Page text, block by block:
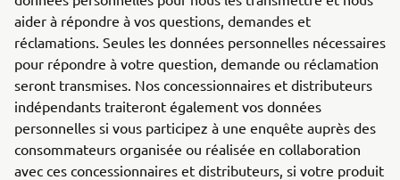
aider à répondre à vos questions, demandes et
réclamations. Seules les données personnelles nécessaires
pour répondre à votre question, demande ou réclamation
seront transmises. Nos concessionnaires et distributeurs
indépendants traiteront également vos données
personnelles si vous participez à une enquête auprès des
consommateurs organisée ou réalisée en collaboration
avec ces concessionnaires et distributeurs, si votre produit